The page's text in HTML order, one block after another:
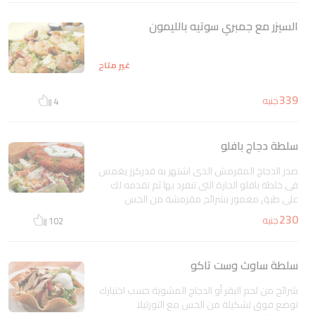
السيزر مع جمبري سوتيه بالليمون
غير متاح
339جنيه 4
سلطة دجاج بافلو
صدر الدجاج المقرمش الذى اشتهر به فدركرز يغمس
فى خلطة بافلو الحارة التى تنفرد بها ثم تقدمه لك
على طبق مغمور بشرائح مقرمشة من الخس
بأنواعه مع خلطة من الأجبان والبيكو دى جالو مع
رشات من صلصة الرانش الكريمي الغنية و خبز
230جنيه 102
سلطة ساوث وست تاكو
شرائح من لحم البقر أو الدجاج المشوية حسب اختيارك
توضع فوق تشكيلة من الخس مع التورتيلا